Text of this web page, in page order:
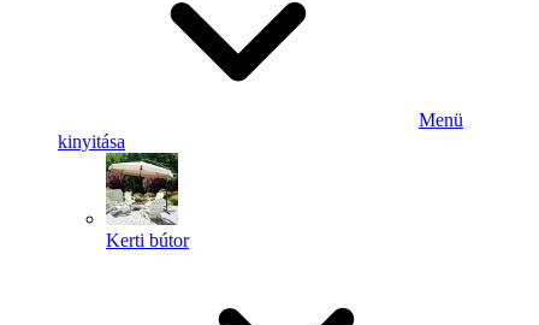
Menü
kinyitása
Kerti bútor